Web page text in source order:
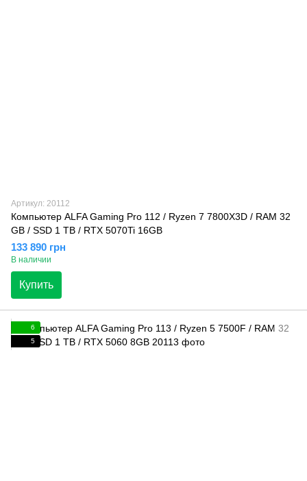
Артикул: 20112
Компьютер ALFA Gaming Pro 112 / Ryzen 7 7800X3D / RAM 32
GB / SSD 1 TB / RTX 5070Ti 16GB
133 890 грн
В наличии
Купить
6
5